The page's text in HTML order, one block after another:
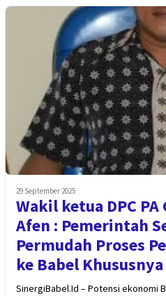
29 September 2025
Wakil ketua DPC
Afen : Pemerintah
Permudah Proses
ke Babel
SinergiBabel.Id – Potensi ekonomi